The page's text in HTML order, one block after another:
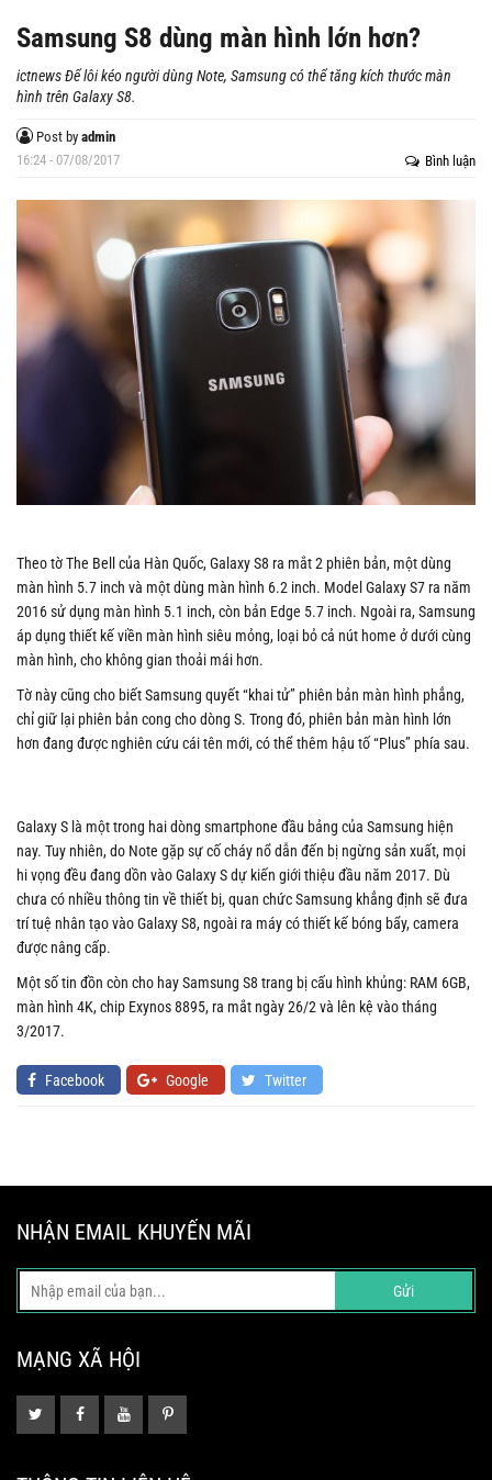
Samsung S8 dùng màn hình lớn hơn?
ictnews Để lôi kéo người dùng Note, Samsung có thể tăng kích thước màn
hình trên Galaxy S8.
Post by admin
16:24 - 07/08/2017
Bình luận
Theo tờ The Bell của Hàn Quốc, Galaxy S8 ra mắt 2 phiên bản, một dùng
màn hình 5.7 inch và một dùng màn hình 6.2 inch. Model Galaxy S7 ra năm
2016 sử dụng màn hình 5.1 inch, còn bản Edge 5.7 inch. Ngoài ra, Samsung
áp dụng thiết kế viền màn hình siêu mỏng, loại bỏ cả nút home ở dưới cùng
màn hình, cho không gian thoải mái hơn.
Tờ này cũng cho biết Samsung quyết “khai tử” phiên bản màn hình phẳng,
chỉ giữ lại phiên bản cong cho dòng S. Trong đó, phiên bản màn hình lớn
hơn đang được nghiên cứu cái tên mới, có thể thêm hậu tố “Plus” phía sau.
Galaxy S là một trong hai dòng smartphone đầu bảng của Samsung hiện
nay. Tuy nhiên, do Note gặp sự cố cháy nổ dẫn đến bị ngừng sản xuất, mọi
hi vọng đều đang dồn vào Galaxy S dự kiến giới thiệu đầu năm 2017. Dù
chưa có nhiều thông tin về thiết bị, quan chức Samsung khẳng định sẽ đưa
trí tuệ nhân tạo vào Galaxy S8, ngoài ra máy có thiết kế bóng bẩy, camera
được nâng cấp.
Một số tin đồn còn cho hay Samsung S8 trang bị cấu hình khủng: RAM 6GB,
màn hình 4K, chip Exynos 8895, ra mắt ngày 26/2 và lên kệ vào tháng
3/2017.
Facebook Google Twitter
NHẬN EMAIL KHUYẾN MÃI
Gửi
MẠNG XÃ HỘI